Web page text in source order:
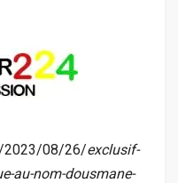
/2023/08/26/exclusif-
au-nom-dousmane-